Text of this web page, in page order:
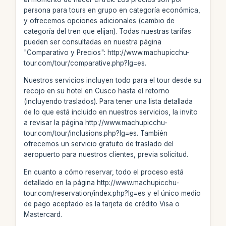
persona para tours en grupo en categoría económica,
y ofrecemos opciones adicionales (cambio de
categoría del tren que elijan). Todas nuestras tarifas
pueden ser consultadas en nuestra página
"Comparativo y Precios": http://www.machupicchu-
tour.com/tour/comparative.php?lg=es.
Nuestros servicios incluyen todo para el tour desde su
recojo en su hotel en Cusco hasta el retorno
(incluyendo traslados). Para tener una lista detallada
de lo que está incluido en nuestros servicios, la invito
a revisar la página http://www.machupicchu-
tour.com/tour/inclusions.php?lg=es. También
ofrecemos un servicio gratuito de traslado del
aeropuerto para nuestros clientes, previa solicitud.
En cuanto a cómo reservar, todo el proceso está
detallado en la página http://www.machupicchu-
tour.com/reservation/index.php?lg=es y el único medio
de pago aceptado es la tarjeta de crédito Visa o
Mastercard.